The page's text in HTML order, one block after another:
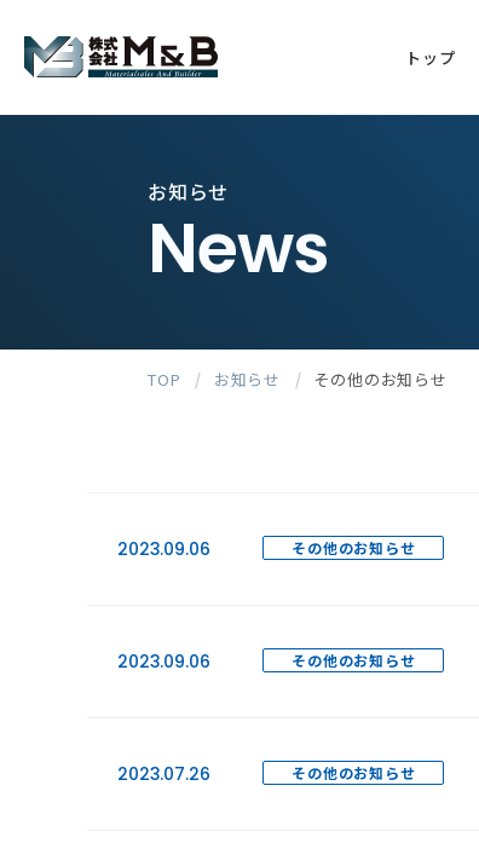
トップ
お知らせ
News
TOP / お知らせ / その他のお知らせ
2023.09.06 その他のお知らせ
2023.09.06 その他のお知らせ
2023.07.26 その他のお知らせ